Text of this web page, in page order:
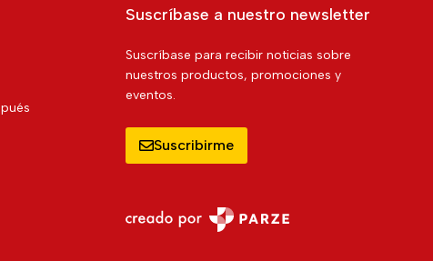
Suscríbase a nuestro newsletter
Suscríbase para recibir noticias sobre
nuestros productos, promociones y
eventos.
Suscribirme